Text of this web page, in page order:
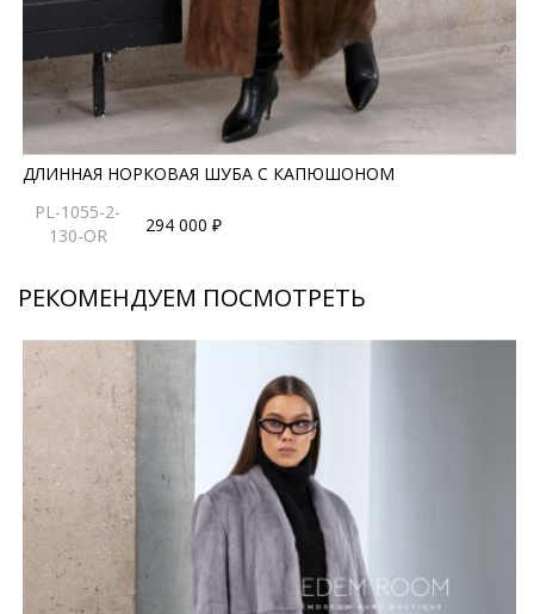
ДЛИННАЯ НОРКОВАЯ ШУБА С КАПЮШОНОМ
PL-1055-2-
130-OR
294 000 ₽
РЕКОМЕНДУЕМ ПОСМОТРЕТЬ